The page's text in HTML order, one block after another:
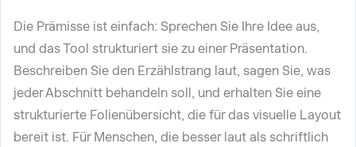
Die Prämisse ist einfach: Sprechen Sie Ihre Idee aus,
und das Tool strukturiert sie zu einer Präsentation.
Beschreiben Sie den Erzählstrang laut, sagen Sie, was
jeder Abschnitt behandeln soll, und erhalten Sie eine
strukturierte Folienübersicht, die für das visuelle Layout
bereit ist. Für Menschen, die besser laut als schriftlich